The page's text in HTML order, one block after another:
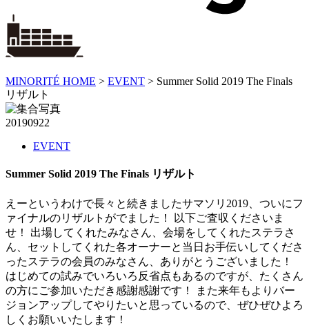
MINORITÉ HOME > EVENT > Summer Solid 2019 The Finals
リザルト
20190922
EVENT
Summer Solid 2019 The Finals リザルト
えーというわけで長々と続きましたサマソリ2019、ついにフ
ァイナルのリザルトがでました！ 以下ご査収くださいま
せ！ 出場してくれたみなさん、会場をしてくれたステラさ
ん、セットしてくれた各オーナーと当日お手伝いしてくださ
ったステラの会員のみなさん、ありがとうございました！
はじめての試みでいろいろ反省点もあるのですが、たくさん
の方にご参加いただき感謝感謝です！ また来年もよりバー
ジョンアップしてやりたいと思っているので、ぜひぜひよろ
しくお願いいたします！